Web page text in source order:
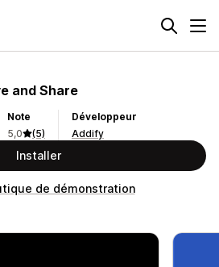
and Share
Note
5,0
(5)
Développeur
Addify
Installer
de démonstration